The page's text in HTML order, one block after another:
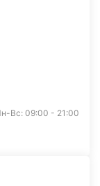
Вс: 09:00 - 21:00